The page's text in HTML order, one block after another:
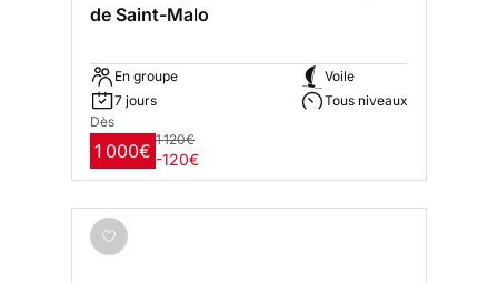
de Saint-Malo
En groupe
7 jours
Voile
Tous niveaux
Dès
1 000€
1 120€
-120€